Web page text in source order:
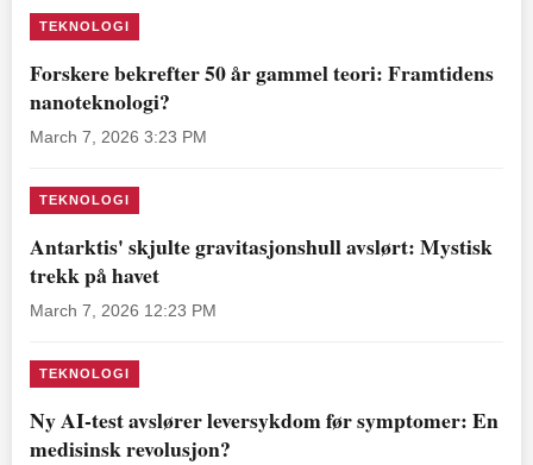
TEKNOLOGI
Forskere bekrefter 50 år gammel teori: Framtidens
nanoteknologi?
March 7, 2026 3:23 PM
TEKNOLOGI
Antarktis' skjulte gravitasjonshull avslørt: Mystisk
trekk på havet
March 7, 2026 12:23 PM
TEKNOLOGI
Ny AI-test avslører leversykdom før symptomer: En
medisinsk revolusjon?